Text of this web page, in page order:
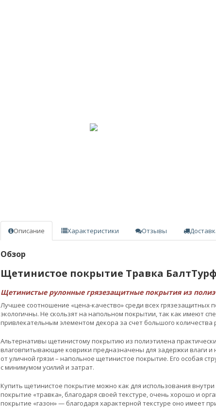
Описание Характеристики Отзывы
Обзор
Щетинистое покрытие Травка
Щетинистые рулонные грязезащитные покрытия из
Лучшее соотношение «цена-качество» среди всех грязезащитных
экологичны. Не скользят на напольном покрытии, так как имеют
привлекательным элементом декора за счет большого количества
Альтернативы щетинистому покрытию из полиэтилена
влаговпитывающие коврики предназначены для задержки влаги
от уличной грязи – напольное щетинистое покрытие. Его особая
с минимумом усилий и затрат.
Купить щетинистое покрытие можно как для использования
покрытие «травка», благодаря своей текстуре, очень хорошо и
покрытие «газон» — благодаря характерной текстуре оно имеет